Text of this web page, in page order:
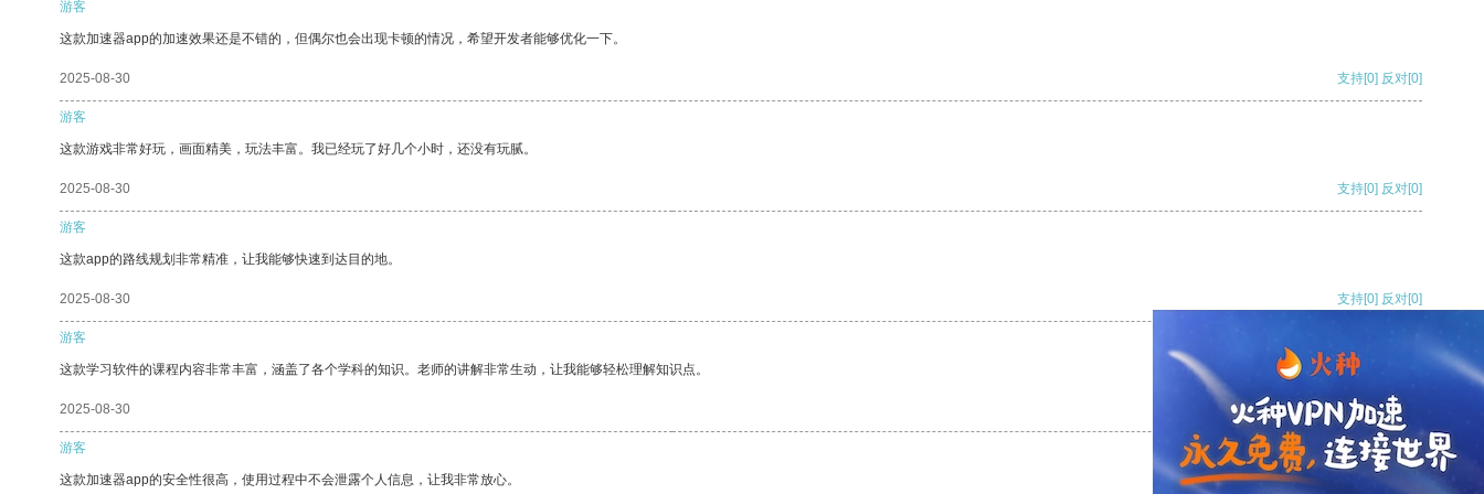
游客
这款加速器app的加速效果还是不错的，但偶尔也会出现卡顿的情况，希望开发者能够优化一下。
2025-08-30 支持[0] 反对[0]
游客
这款游戏非常好玩，画面精美，玩法丰富。我已经玩了好几个小时，还没有玩腻。
2025-08-30 支持[0] 反对[0]
游客
这款app的路线规划非常精准，让我能够快速到达目的地。
2025-08-30 支持[0] 反对[0]
游客
这款学习软件的课程内容非常丰富，涵盖了各个学科的知识。老师的讲解非常生动，让我能够轻松理解知识点。
2025-08-30 支持[0] 反对
游客
这款加速器app的安全性很高，使用过程中不会泄露个人信息，让我非常放心。